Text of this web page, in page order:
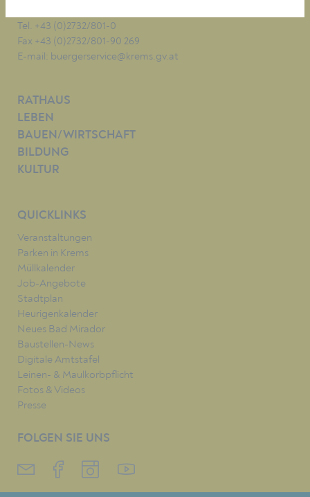
Tel. +43 (0)2732/801-0
Fax +43 (0)2732/801-90 269
E-mail: buergerservice@krems.gv.at
RATHAUS
LEBEN
BAUEN/WIRTSCHAFT
BILDUNG
KULTUR
QUICKLINKS
Veranstaltungen
Parken in Krems
Müllkalender
Job-Angebote
Stadtplan
Heurigenkalender
Neues Bad Mirador
Baustellen-News
Digitale Amtstafel
Leinen- & Maulkorbpflicht
Fotos & Videos
Presse
FOLGEN SIE UNS